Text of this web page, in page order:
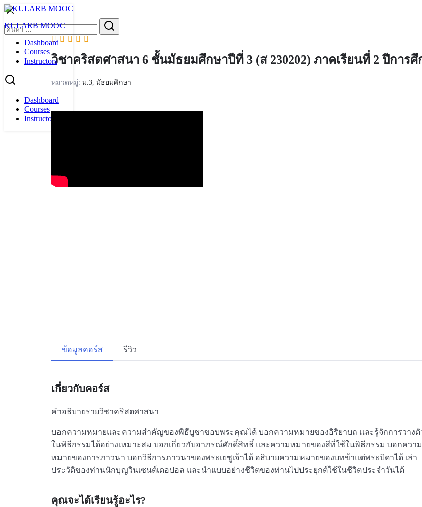
Skip
content
KULARB MOOC
Dashboard
Courses
Instructors
Dashboard
Courses
Instructors
Search
for:
วิชาคริสตศาสนา 6 ชั้นมัธยมศึกษาปีที่ 3 (ส 230202) ภาคเรียนที่ 2 ปีการศึ
หมวดหมู่: ม.3, มัธยมศึกษา
ข้อมูลคอร์ส รีวิว
เกี่ยวกับคอร์ส
คำอธิบายรายวิชาคริสตศาสนา
บอกความหมายและความสำคัญของพิธีบูชาขอบพระคุณได้ บอกความหมายของอิริยาบถ และรู้จักการวางตั
ในพิธีกรรมได้อย่างเหมาะสม บอกเกี่ยวกับอาภรณ์ศักดิ์สิทธิ์ และความหมายของสีที่ใช้ในพิธีกรรม บอกความ
หมายของการภาวนา บอกวิธีการภาวนาของพระเยซูเจ้าได้ อธิบายความหมายของบทข้าแต่พระบิดาได้ เล่า
ประวัติของท่านนักบุญวินเซนต์เดอปอล และนำแบบอย่างชีวิตของท่านไปประยุกต์ใช้ในชีวิตประจำวันได้
คุณจะได้เรียนรู้อะไร?